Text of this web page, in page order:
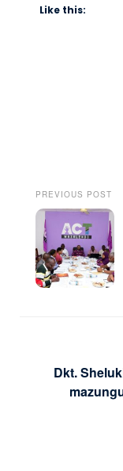
Like this:
PREVIOUS POST
Dkt.